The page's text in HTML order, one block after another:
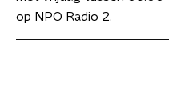
op NPO Radio 2.